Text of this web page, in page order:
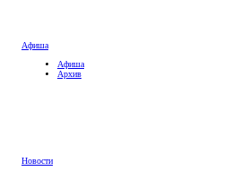
Афиша
Афиша
Архив
Новости